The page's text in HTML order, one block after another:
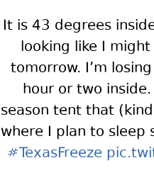
It is 43 degrees
looking like I
tomorrow. I’m
hour or two
season tent that
where I plan to sleep
#TexasFreeze